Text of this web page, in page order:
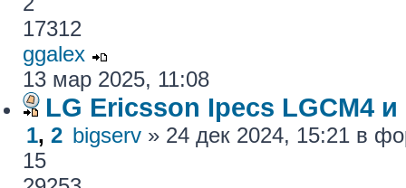
17312
ggalex
13 мар 2025, 11:08
LG Ericsson Ipecs LGCM4 и
1, 2 bigserv » 24 дек 2024, 15:21 в
15